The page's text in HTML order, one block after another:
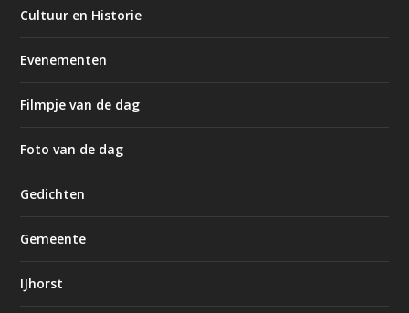
Cultuur en Historie
Evenementen
Filmpje van de dag
Foto van de dag
Gedichten
Gemeente
IJhorst